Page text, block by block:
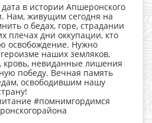
в истории Апшеронского
Нам, живущим сегодня на
о бедах, горе, страдании
плечах дни оккупации, кто
освобождение. Нужно
наших земляков,
кровь, невиданные лишения
победу. Вечная память
освободившим нашу
#помнимгордимся